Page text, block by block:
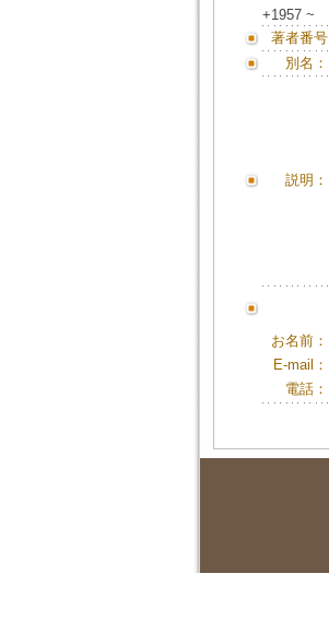
+1957 ~
著者番号
別名：
説明：
お名前：
E-mail：
電話：